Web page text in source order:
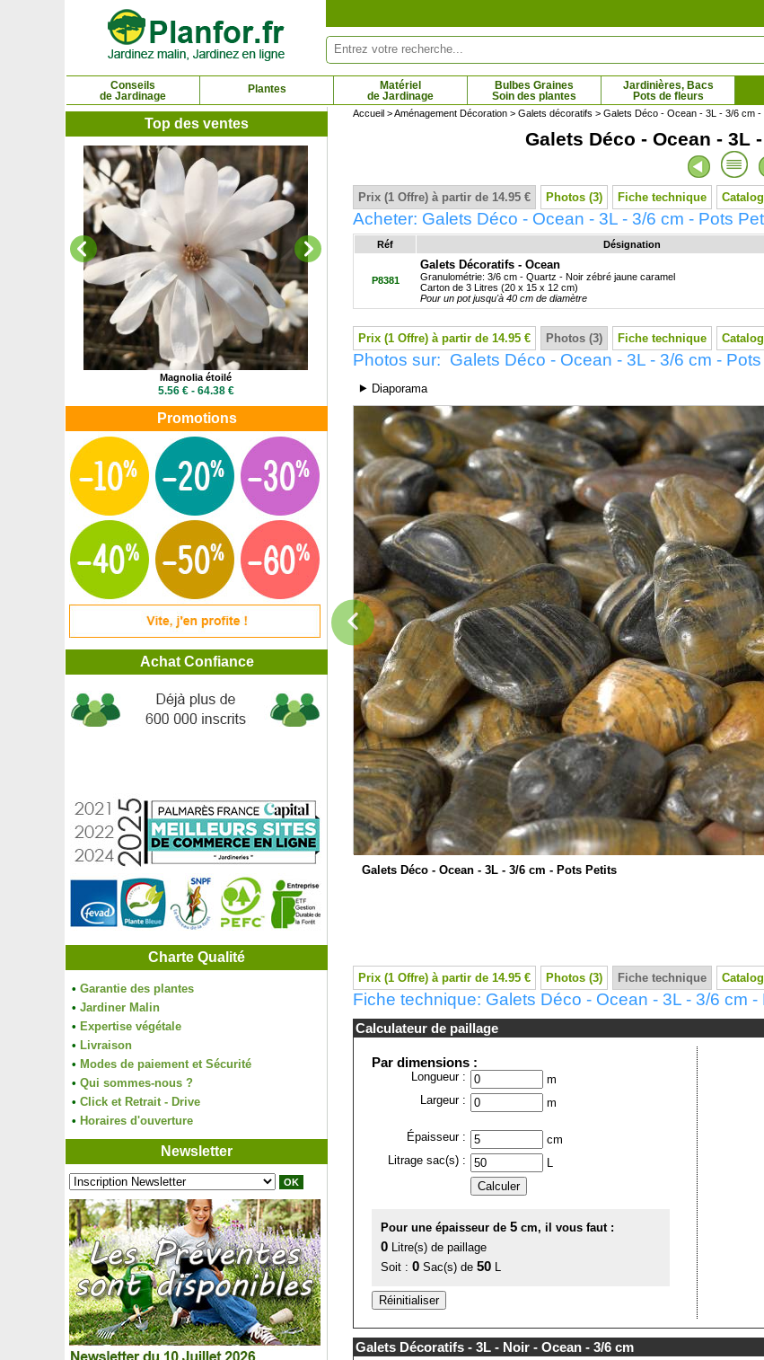
Conseils
de Jardinage
Plantes
Matériel
de Jardinage
Bulbes Graines
Soin des plantes
Jardinières, Bacs
Pots de fleurs
Top des ventes
Magnolia étoilé
5.56 € - 64.38 €
Magnolia liliflora Nigra
Promotions
Achat Confiance
Charte Qualité
• Garantie des plantes
• Jardiner Malin
• Expertise végétale
• Livraison
• Modes de paiement et Sécurité
• Qui sommes-nous ?
• Click et Retrait - Drive
• Horaires d'ouverture
Newsletter
Accueil >Aménagement Décoration > Galets décoratifs > Galets Déco - Ocean - 3L - 3/6 cm -
Galets Déco - Ocean - 3L
Prix (1 Offre) à partir de 14.95 € Photos (3) Fiche technique
Acheter: Galets Déco - Ocean - 3L - 3/6 cm - Pots
Réf Désignation
P8381
Galets Décoratifs - Ocean
Granulométrie: 3/6 cm - Quartz - Noir zébré jaune caramel
Carton de 3 Litres (20 x 15 x 12 cm)
Pour un pot jusqu'à 40 cm de diamètre
Prix (1 Offre) à partir de 14.95 € Photos (3) Fiche technique
Photos sur: Galets Déco - Ocean - 3L - 3/6 cm - Pots
⯈ Diaporama
Galets Déco - Ocean - 3L - 3/6 cm - Pots Petits
Prix (1 Offre) à partir de 14.95 € Photos (3) Fiche technique
Fiche technique: Galets Déco - Ocean - 3L - 3/6 cm -
Calculateur de paillage
Par dimensions :
Longueur :
m
Largeur :
m
Épaisseur :
cm
Litrage sac(s) :
L
Pour une épaisseur de 5 cm, il vous faut :
0 Litre(s) de paillage
Soit : 0 Sac(s) de 50 L
Galets Décoratifs - 3L - Noir - Ocean - 3/6 cm
Panneau de gestion des cookies